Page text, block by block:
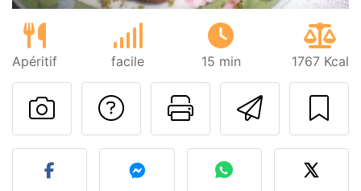
Apéritif facile 15 min 1767 Kcal
Imprimer
Poser une
Publier votre photo de